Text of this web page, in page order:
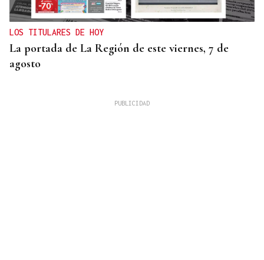
LOS TITULARES DE HOY
La portada de La Región de este viernes, 7 de
agosto